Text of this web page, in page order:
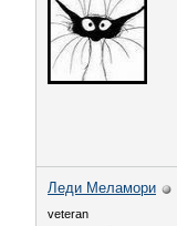
Леди Меламори
veteran